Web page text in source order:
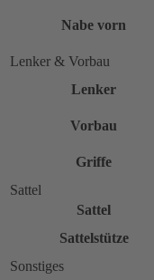
Nabe vorn
Lenker & Vorbau
Lenker
Vorbau
Griffe
Sattel
Sattel
Sattelstütze
Sonstiges